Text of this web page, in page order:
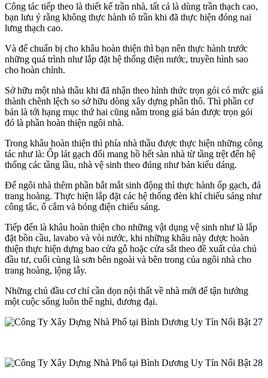
Công tác tiếp theo là thiết kế trần nhà, tất cả là dùng trần thạch cao,
bạn lưu ý rằng không thực hành tô trần khi đã thực hiện đóng nai
lưng thạch cao.
Và để chuẩn bị cho khâu hoàn thiện thì bạn nên thực hành trước
những quá trình như lắp đặt hệ thống điện nước, truyền hình sao
cho hoàn chỉnh.
Sở hữu một nhà thầu khi đã nhận theo hình thức trọn gói có mức giá
thành chênh lệch so sở hữu dòng xây dựng phần thô. Thì phần cơ
bản là tới hạng mục thứ hai cũng nằm trong giá bán được trọn gói
đó là phần hoàn thiện ngôi nhà.
Trong khâu hoàn thiện thì phía nhà thầu được thực hiện những công
tác như là: Ốp lát gạch đối mang hồ hết sàn nhà từ tầng trệt đến hệ
thống các tầng lầu, nhà vệ sinh theo đúng như bản kiểu dáng.
Để ngôi nhà thêm phần bắt mắt sinh động thì thực hành ốp gạch, đá
trang hoàng. Thực hiện lắp đặt các hệ thống đèn khí chiếu sáng như
công tắc, ổ cắm và bóng điện chiếu sáng.
Tiếp đến là khâu hoàn thiện cho những vật dụng vệ sinh như là lắp
đặt bồn cầu, lavabo và vòi nước, khi những khâu này được hoàn
thiện thực hiện dựng bao cửa gỗ hoặc cửa sắt theo đề xuất của chủ
đầu tư, cuối cùng là sơn bên ngoài và bên trong của ngôi nhà cho
trang hoàng, lộng lẫy.
Những chủ đầu cơ chỉ cần dọn nội thất về nhà mới để tận hưởng
một cuộc sống luôn thể nghi, đương đại.